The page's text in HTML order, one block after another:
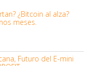
¿Bitcoin al alza?
meses.
Futuro del E-mini